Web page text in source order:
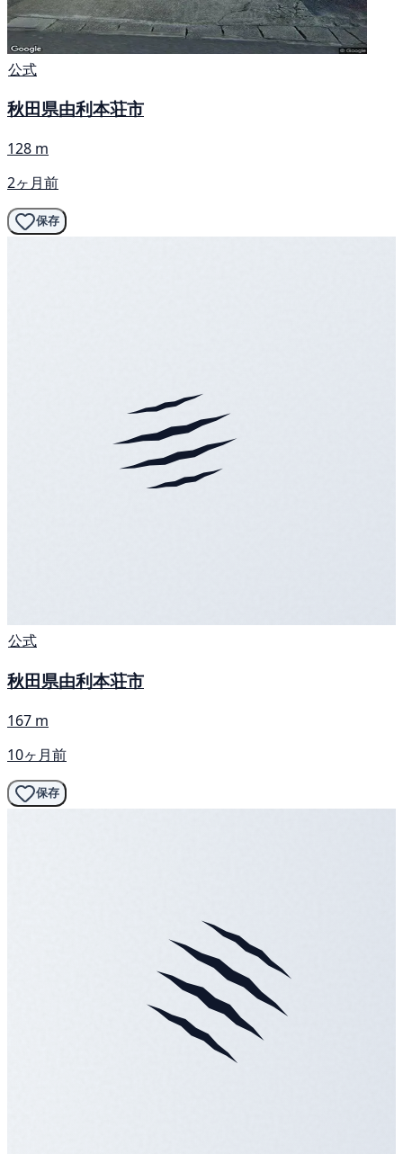
公式
秋田県由利本荘市
128 m
2ヶ月前
保存
公式
秋田県由利本荘市
167 m
10ヶ月前
保存